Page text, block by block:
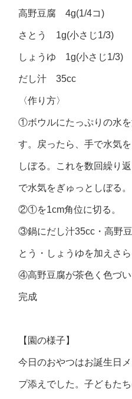
高野豆腐 4g(1/4コ)
さとう 1g(小さじ1/3)
しょうゆ 1g(小さじ1/3)
だし汁 35cc
〈作り方〉
①ボウルにたっぷりの水
す。戻ったら、手で水気
しぼる。これを数回繰り
で水気をぎゅっとしぼる。
②①を1cm角位に切る。
③鍋にだし汁35cc・高野
とう・しょうゆを加えさ
④高野豆腐が茶色く色づい
完成
【園の様子】
今日のおやつはお誕生日
プ添えでした。子どもた